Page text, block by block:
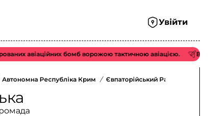
Увійти
авіаційних бомб ворожою тактичною авіацією.
Автономна Республіка Крим / Євпаторійський Район